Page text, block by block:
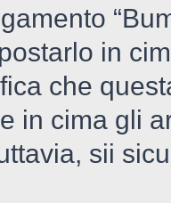
in
che
in cima gli
sii